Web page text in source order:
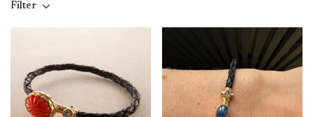
Filter